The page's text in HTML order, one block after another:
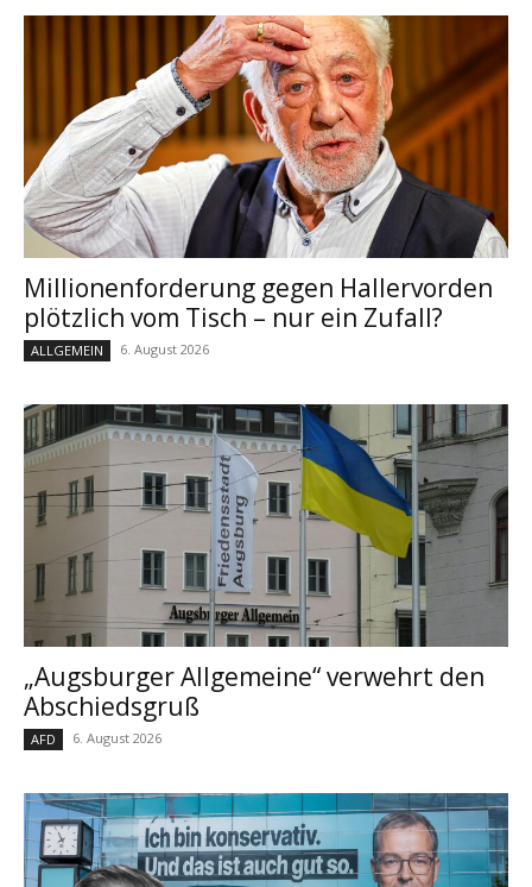
Millionenforderung gegen Hallervorden
plötzlich vom Tisch – nur ein Zufall?
ALLGEMEIN 6. August 2026
„Augsburger Allgemeine“ verwehrt den
Abschiedsgruß
AFD 6. August 2026